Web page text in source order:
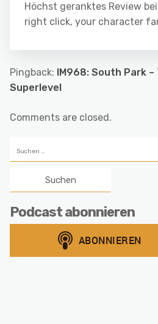
Höchst geranktes Review
right click, your character
Pingback:
IM968: South Park
Superlevel
Comments are closed.
nach:
Podcast abonnieren